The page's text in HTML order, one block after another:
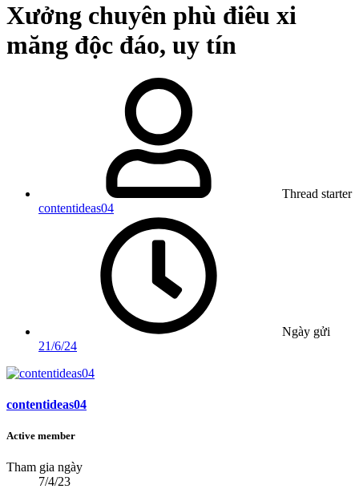
Xưởng chuyên phù điêu xi
măng độc đáo, uy tín
Thread starter
contentideas04
Ngày gửi
21/6/24
contentideas04
Active member
Tham gia ngày
7/4/23